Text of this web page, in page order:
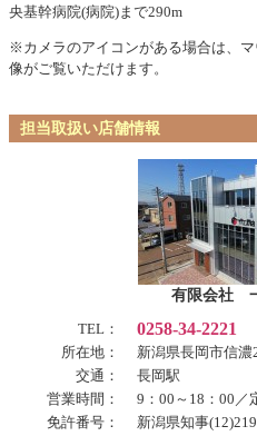
央基幹病院(病院)まで290m
※カメラのアイコンがある場合は、
像がご覧いただけます。
担当取扱い店舗情報
有限会社
TEL：
0258-34-2221
所在地：
新潟県長岡市信濃
交通：
長岡駅
営業時間：
9：00～18：00／
免許番号：
新潟県知事